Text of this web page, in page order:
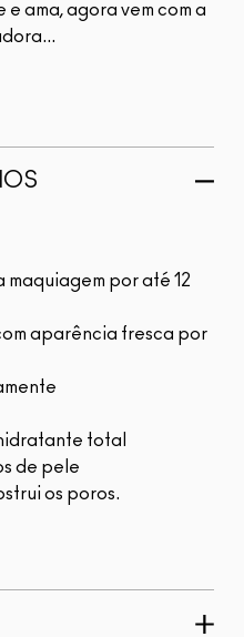
ama, agora vem com a
por até 12
aparência fresca por
total
de pele
os poros.